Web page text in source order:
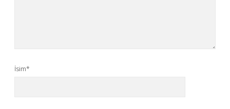
İsim*